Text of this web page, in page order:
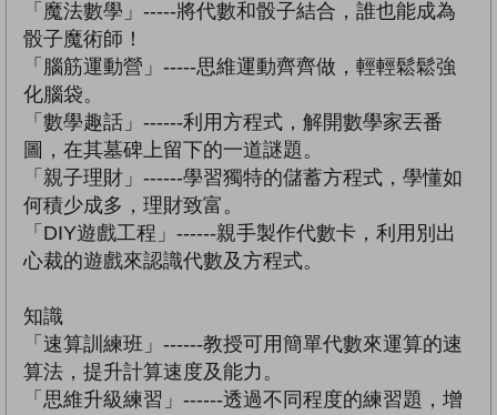
「魔法數學」-----將代數和骰子結合，誰也能成為
骰子魔術師！
「腦筋運動營」-----思維運動齊齊做，輕輕鬆鬆強
化腦袋。
「數學趣話」------利用方程式，解開數學家丟番
圖，在其墓碑上留下的一道謎題。
「親子理財」------學習獨特的儲蓄方程式，學懂如
何積少成多，理財致富。
「DIY遊戲工程」------親手製作代數卡，利用別出
心裁的遊戲來認識代數及方程式。
知識
「速算訓練班」------教授可用簡單代數來運算的速
算法，提升計算速度及能力。
「思維升級練習」------透過不同程度的練習題，增